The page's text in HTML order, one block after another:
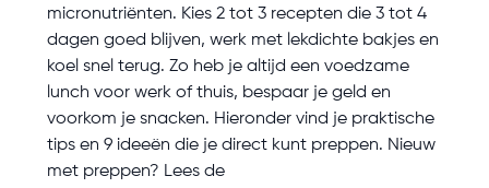
micronutriënten. Kies 2 tot 3 recepten die 3 tot 4
dagen goed blijven, werk met lekdichte bakjes en
koel snel terug. Zo heb je altijd een voedzame
lunch voor werk of thuis, bespaar je geld en
voorkom je snacken. Hieronder vind je praktische
tips en 9 ideeën die je direct kunt preppen. Nieuw
met preppen? Lees de